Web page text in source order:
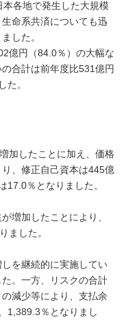
本各地で発生した大規模
命系共済についても迅
した。
億円（84.0％）の大幅な
合計は前年度比531億円
た。
加したことに加え、価格
、修正自己資本は445億
17.0％となりました。
増加したことにより、
ました。
を継続的に実施してい
。一方、リスクの合計
減少等により、支払余
1,389.3％となりまし